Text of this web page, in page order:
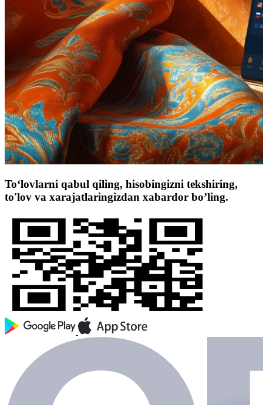
To‘lovlarni qabul qiling, hisobingizni tekshiring,
to'lov va xarajatlaringizdan xabardor bo’ling.